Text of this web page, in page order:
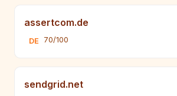
assertcom.de
DE 70/100
sendgrid.net